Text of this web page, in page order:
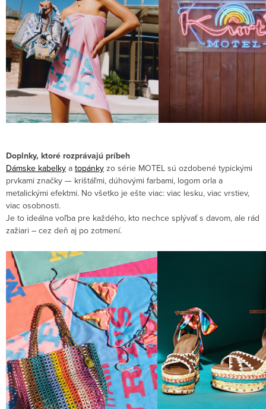
Doplnky, ktoré rozprávajú príbeh
Dámske kabelky a topánky zo série MOTEL sú ozdobené typickými
prvkami značky — krištáľmi, dúhovými farbami, logom orla a
metalickými efektmi. No všetko je ešte viac: viac lesku, viac vrstiev,
viac osobnosti.
Je to ideálna voľba pre každého, kto nechce splývať s davom, ale rád
zažiari – cez deň aj po zotmení.